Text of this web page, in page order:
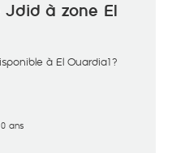
à zone El
à El Ouardia1?
ans